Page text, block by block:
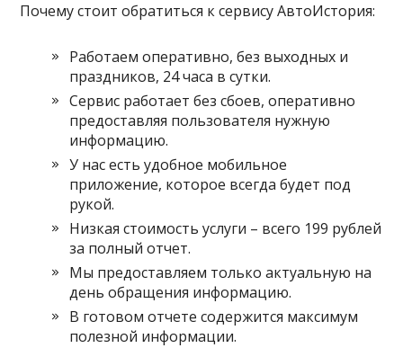
Почему стоит обратиться к сервису АвтоИстория:
Работаем оперативно, без выходных и
праздников, 24 часа в сутки.
Сервис работает без сбоев, оперативно
предоставляя пользователя нужную
информацию.
У нас есть удобное мобильное
приложение, которое всегда будет под
рукой.
Низкая стоимость услуги – всего 199 рублей
за полный отчет.
Мы предоставляем только актуальную на
день обращения информацию.
В готовом отчете содержится максимум
полезной информации.